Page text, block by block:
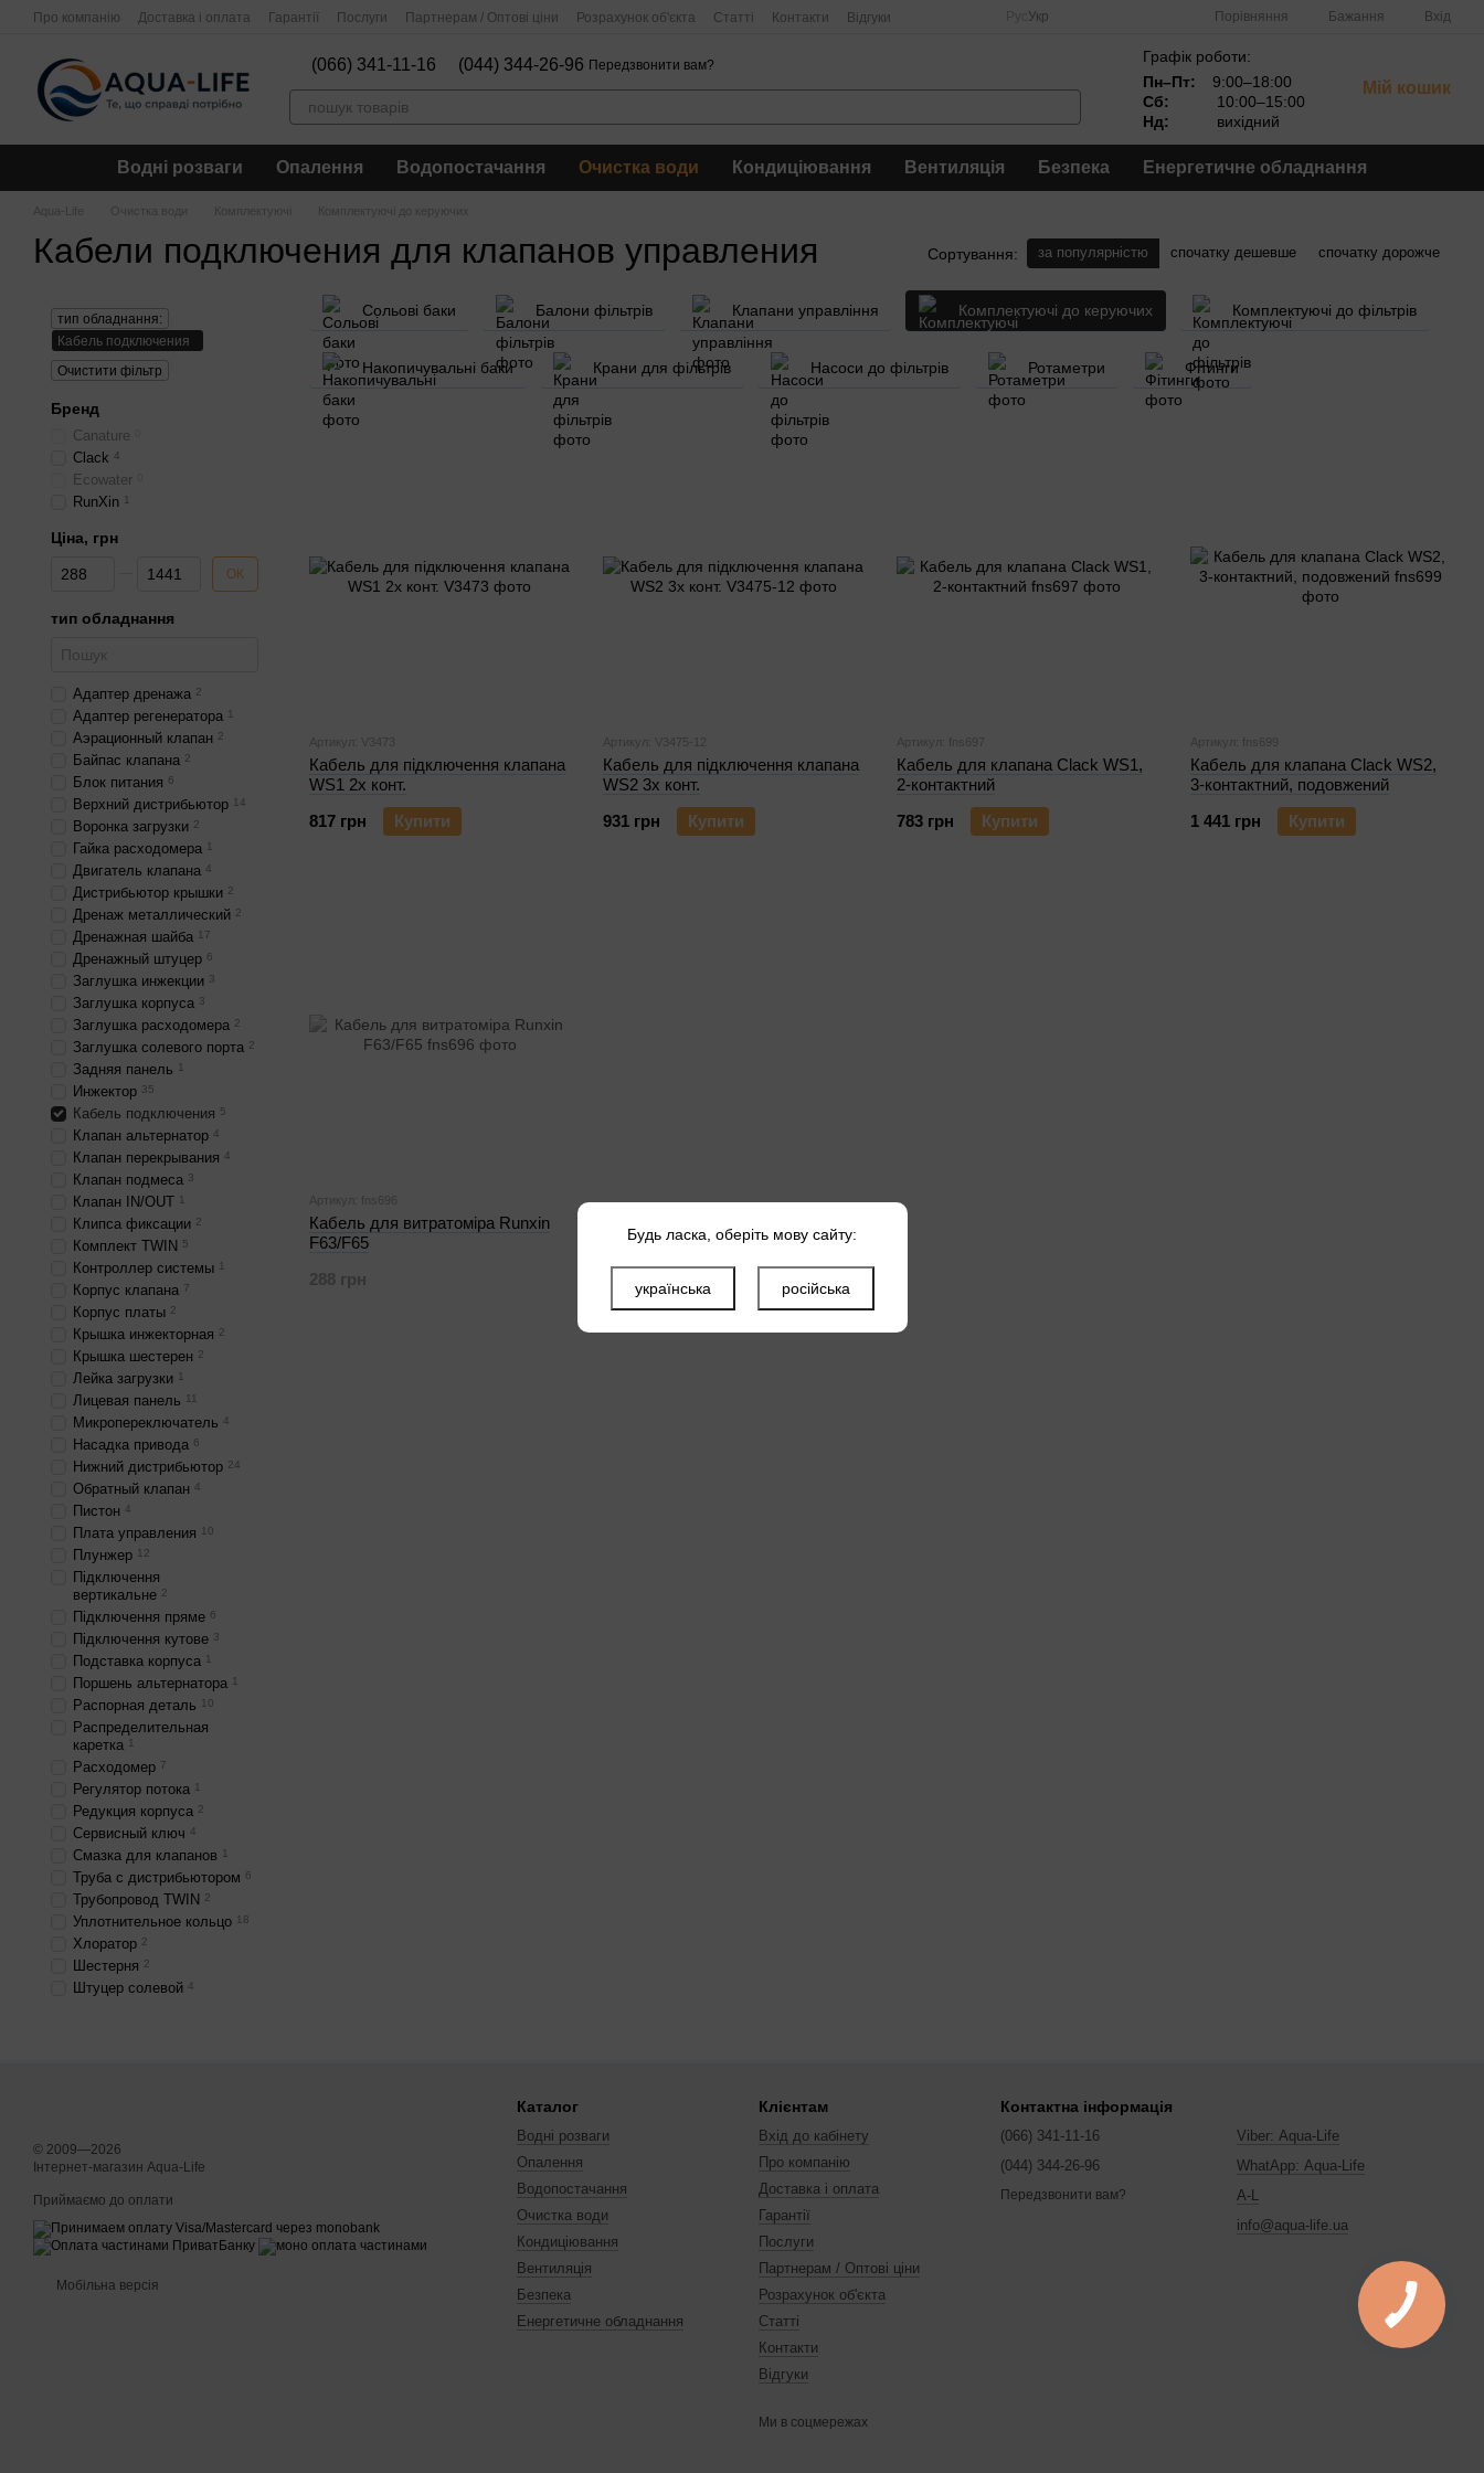
Перейти до основного контенту
Про компанію Доставка і оплата Гарантії Послуги Партнерам / Оптові ціни Розрахунок об'єкта Статті Контакти Відгуки Укр Порівняння Бажання Вхід
(066) 341-11-16 (044) 344-26-96 Передзвонити вам?
Графік роботи:
Пн–Пт:
9:00–18:00
Сб:
10:00–15:00
Нд:
вихідний
Мій кошик
Водні розваги Опалення Водопостачання Очистка води Кондиціювання Вентиляція Безпека Енергетичне обладнання
Aqua-Life Очистка води Комплектуючі Комплектуючі до керуючих
Кабели подключения для клапанов управления Сортування: за популярністю спочатку дешевше спочатку дорожче
Сольові баки Балони фільтрів Клапани управління Комплектуючі до керуючих Комплектуючі до фільтрів
Накопичувальні баки Крани для фільтрів Насоси до фільтрів Ротаметри Фітинги
Артикул: V3473
Кабель для підключення клапана
WS1 2х конт.
817 грн
Купити
Артикул: V3475-12
Кабель для підключення клапана
WS2 3х конт.
931 грн
Купити
Артикул: fns697
Кабель для клапана Clack WS1,
2-контактний
783 грн
Купити
Артикул: fns699
Кабель для клапана Clack WS2,
3-контактний, подовжений
1 441 грн
Купити
Артикул: fns696
Кабель для витратоміра Runxin
F63/F65
288 грн
тип обладнання:
Кабель подключения
Очистити фільтр
Бренд
Canature
Clack 4
Ecowater
RunXin 1
Ціна, грн
Від Ціна, грн
До Ціна, грн ОК
тип обладнання
Адаптер дренажа 2
Адаптер регенератора 1
Аэрационный клапан 2
Байпас клапана 2
Блок питания 6
Верхний дистрибьютор 14
Воронка загрузки 2
Гайка расходомера 1
Двигатель клапана 4
Дистрибьютор крышки 2
Дренаж металлический 2
Дренажная шайба 17
Дренажный штуцер 6
Заглушка инжекции 3
Заглушка корпуса 3
Заглушка расходомера 2
Заглушка солевого порта 2
Задняя панель 1
Инжектор 35
Кабель подключения 5
Клапан альтернатор 4
Клапан перекрывания 4
Клапан подмеса 3
Клапан IN/OUT 1
Клипса фиксации 2
Комплект TWIN 5
Контроллер системы 1
Корпус клапана 7
Корпус платы 2
Крышка инжекторная 2
Крышка шестерен 2
Лейка загрузки 1
Лицевая панель 11
Микропереключатель 4
Насадка привода 6
Нижний дистрибьютор 24
Обратный клапан 4
Пистон 4
Плата управления 10
Плунжер 12
Підключення
вертикальне 2
Підключення пряме 6
Підключення кутове 3
Подставка корпуса 1
Поршень альтернатора 1
Распорная деталь 10
Распределительная
каретка 1
Расходомер 7
Регулятор потока 1
Редукция корпуса 2
Сервисный ключ 4
Смазка для клапанов 1
Труба с дистрибьютором 6
Трубопровод TWIN 2
Уплотнительное кольцо 18
Хлоратор 2
Шестерня 2
Штуцер солевой 4
© 2009—2026
Інтернет-магазин Aqua-Life
Приймаємо до оплати
Мобільна версія
Каталог
Водні розваги
Опалення
Водопостачання
Очистка води
Кондиціювання
Вентиляція
Безпека
Енергетичне обладнання
Клієнтам
Вхід до кабінету
Про компанію
Доставка і оплата
Гарантії
Послуги
Партнерам / Оптові ціни
Розрахунок об'єкта
Статті
Контакти
Відгуки
Ми в соцмережах
Контактна інформація
(066) 341-11-16
(044) 344-26-96
Передзвонити вам?
Viber: Aqua-Life
WhatApp: Aqua-Life
A-L
info@aqua-life.ua
Будь ласка, оберіть мову сайту:
українська російська